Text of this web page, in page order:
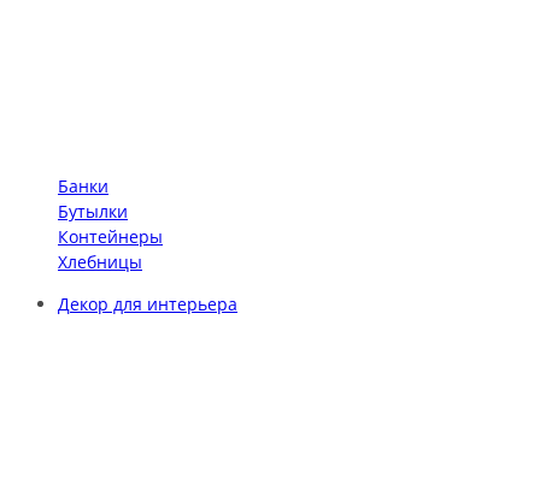
Банки
Бутылки
Контейнеры
Хлебницы
Декор для интерьера